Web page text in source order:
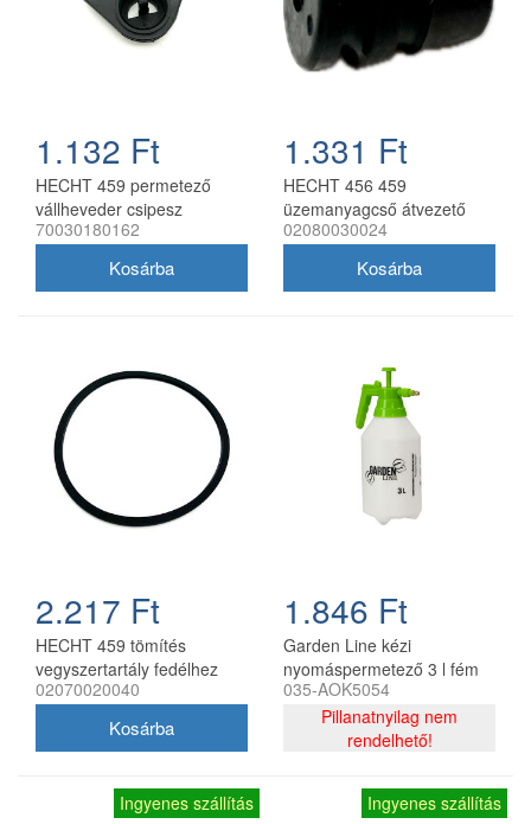
1.132 Ft
HECHT 459 permetező
vállheveder csipesz
70030180162
1.331 Ft
HECHT 456 459
üzemanyagcső átvezető
gumi 02080030024
02080030024
2.217 Ft
HECHT 459 tömítés
vegyszertartály fedélhez
02070020040
1.846 Ft
Garden Line kézi
nyomáspermetező 3 l fém
szórófejjel
035-AOK5054
Pillanatnyilag nem
rendelhető!
Ingyenes szállítás Ingyenes szállítás